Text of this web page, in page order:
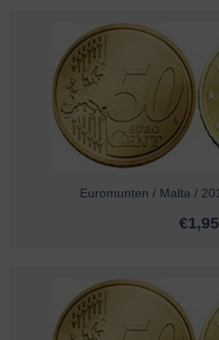
Euromunten / Malta /
€1,95